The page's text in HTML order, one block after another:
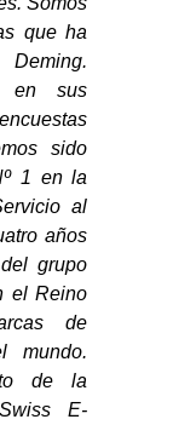
que ha
en sus
sido
1 en la
al
años
grupo
el Reino
de
mundo.
de la
E-